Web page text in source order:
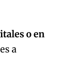
o en
a